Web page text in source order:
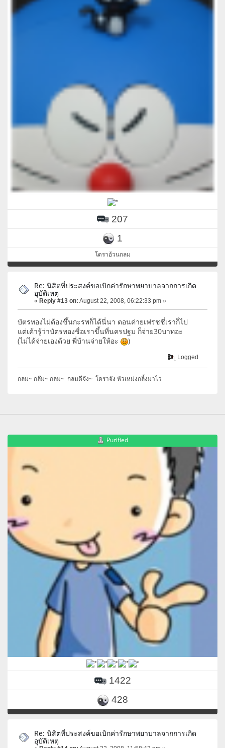
207
1
โดราอ้วนกลม
Re: นิสิตที่ประสงค์ขอเบิกค่ารักษาพยาบาลจากการเกิด
อุบัติเหตุ
« Reply #13 on: August 22, 2008, 06:22:33 pm »
บัตรทองไม่ต้องขึ้นกะรพก็ได้นี่นา ตอนค่ายเฟรชชี่เราก็ไป
แต่เค้ารู้ว่าบัตรทองชื่อเราขึ้นที่นครปฐม ก็จ่าย30บาทอะ
(ไม่ได้จ่ายเองด้วย พี่บ้านจ่ายให้อะ
)
Logged
กลม~ กล๊ม~ กลม~ กลมดีจัง~ โดราจัง หัวเหม่งกลิ้งมาไว
Purified
1422
428
Re: นิสิตที่ประสงค์ขอเบิกค่ารักษาพยาบาลจากการเกิด
อุบัติเหตุ